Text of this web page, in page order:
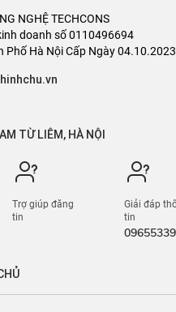
NGHỆ TECHCONS
doanh số 0110496694
Phố Hà Nội Cấp Ngày 04.10.2023
TỪ LIÊM, HÀ NỘI
Trợ giúp đăng
tin
Giải đáp
tin